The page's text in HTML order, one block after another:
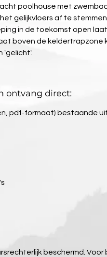
poolhouse met
gelijkvloers af te
in de toekomst open
boven de keldertrapzone
'gelicht'.
ontvang direct:
pdf-formaat) bestaande
beschermd. Voor